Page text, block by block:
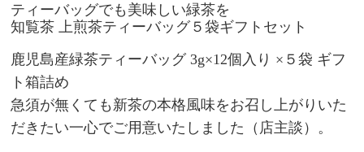
ティーバッグでも美味しい緑茶を
知覧茶 上煎茶ティーバッグ５袋ギフトセット
鹿児島産緑茶ティーバッグ 3g×12個入り ×５袋 ギフ
ト箱詰め
急須が無くても新茶の本格風味をお召し上がりいた
だきたい一心でご用意いたしました（店主談）。